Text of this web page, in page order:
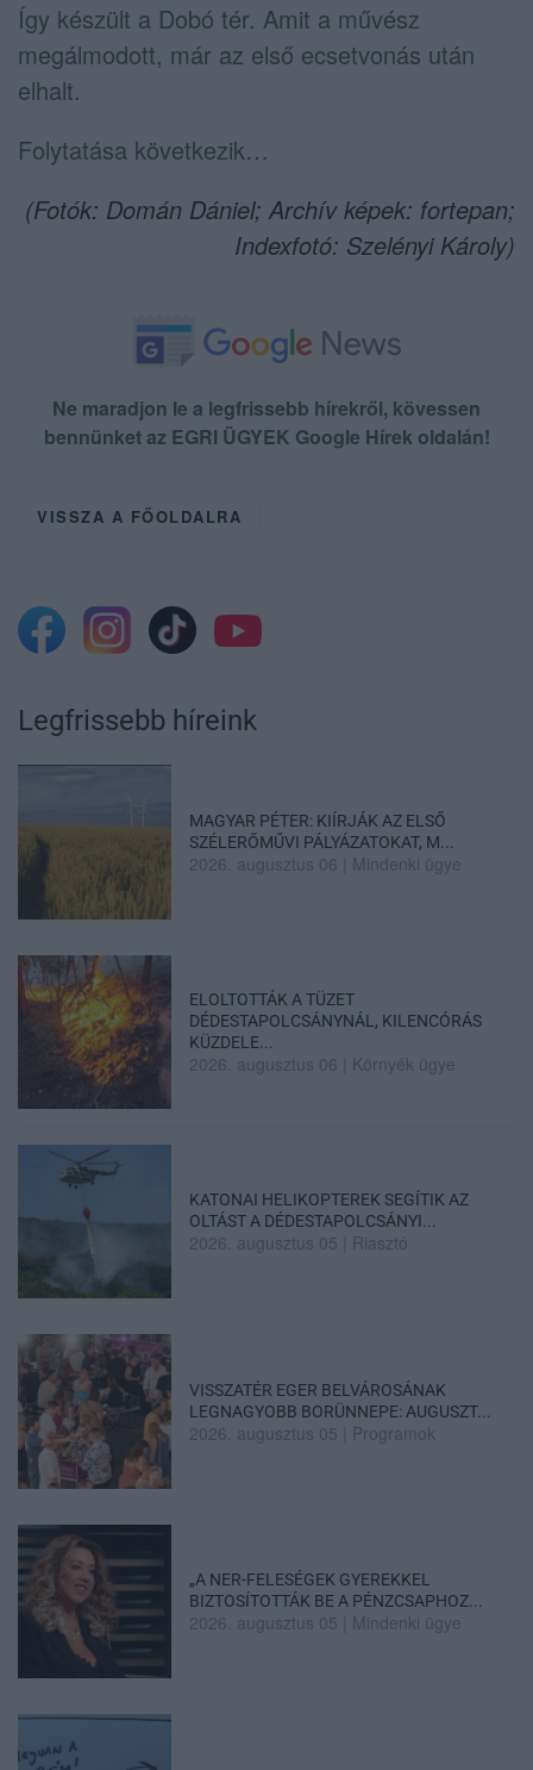
Így készült a Dobó tér. Amit a művész
megálmodott, már az első ecsetvonás után
elhalt.
Folytatása következik…
(Fotók: Domán Dániel; Archív képek: fortepan;
Indexfotó: Szelényi Károly)
Ne maradjon le a legfrissebb hírekről, kövessen
bennünket az EGRI ÜGYEK Google Hírek oldalán!
VISSZA A FŐOLDALRA
Legfrissebb híreink
MAGYAR PÉTER: KIÍRJÁK AZ ELSŐ
SZÉLERŐMŰVI PÁLYÁZATOKAT, M...
2026. augusztus 06 Mindenki ügye
ELOLTOTTÁK A TÜZET
DÉDESTAPOLCSÁNYNÁL, KILENCÓRÁS
KÜZDELE...
2026. augusztus 06 Környék ügye
KATONAI HELIKOPTEREK SEGÍTIK AZ
OLTÁST A DÉDESTAPOLCSÁNYI...
2026. augusztus 05 Riasztó
VISSZATÉR EGER BELVÁROSÁNAK
LEGNAGYOBB BORÜNNEPE: AUGUSZT...
2026. augusztus 05 Programok
„A NER-FELESÉGEK GYEREKKEL
BIZTOSÍTOTTÁK BE A PÉNZCSAPHOZ...
2026. augusztus 05 Mindenki ügye